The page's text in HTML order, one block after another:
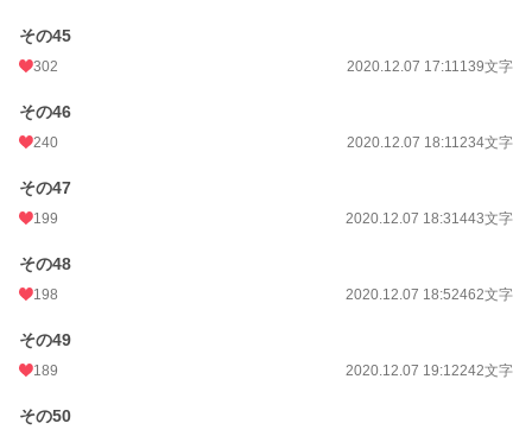
その45
302 2020.12.07 17:11139文字
その46
240 2020.12.07 18:11234文字
その47
199 2020.12.07 18:31443文字
その48
198 2020.12.07 18:52462文字
その49
189 2020.12.07 19:12242文字
その50